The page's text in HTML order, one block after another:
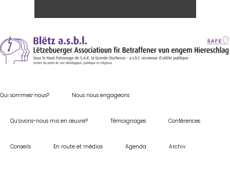
Qui sommes-nous? Nous nous engageons
Qu’avons-nous mis en œuvre? Témoignages Conférences
Conseils En route et médias Agenda Archiv